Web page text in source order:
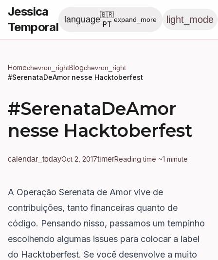
Jessica
Temporal
language
🇧🇷
PT
expand_more light_mode
Homechevron_rightBlogchevron_right
#SerenataDeAmor nesse Hacktoberfest
#SerenataDeAmor
nesse Hacktoberfest
calendar_todayOct 2, 2017timerReading time ~1 minute
A Operação Serenata de Amor vive de
contribuições, tanto financeiras quanto de
código. Pensando nisso, passamos um tempinho
escolhendo algumas issues para colocar a label
do Hacktoberfest. Se você desenvolve a muito